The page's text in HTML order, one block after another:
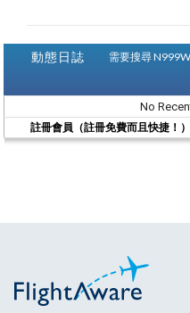
動態日誌 需要搜尋
No
註冊會員（註冊免費而且快捷！